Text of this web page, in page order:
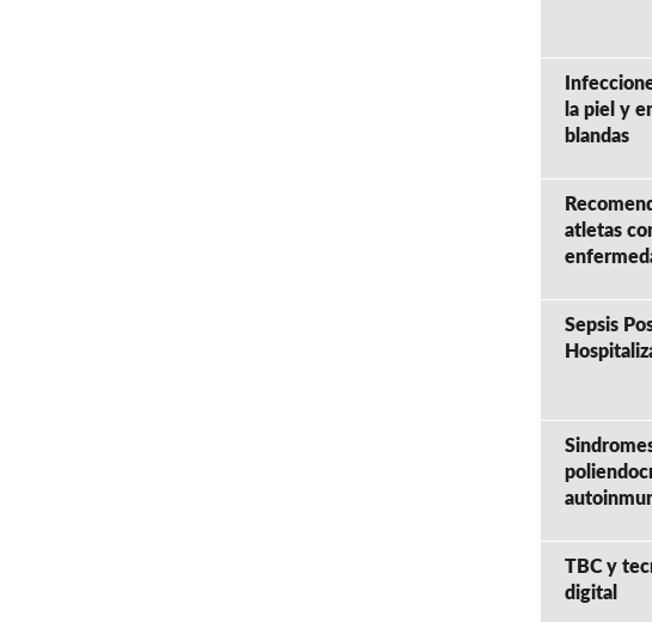
la piel y
blandas
atletas
Sepsis
TBC y
digital